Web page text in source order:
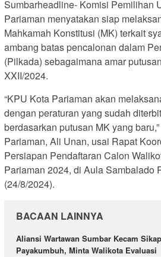
Sumbarheadline- Komisi Pemilihan
Pariaman menyatakan siap
Mahkamah Konstitusi (MK) terkait
ambang batas pencalonan dalam
(Pilkada) sebagaimana amar
XXII/2024.
“KPU Kota Pariaman akan
dengan peraturan yang sudah
berdasarkan putusan MK yang
Pariaman, Ali Unan, usai Rapat
Persiapan Pendaftaran Calon
Pariaman 2024, di Aula Sambalado
(24/8/2024).
BACAAN LAINNYA
Aliansi Wartawan Sumbar Kecam
Payakumbuh, Minta Walikota Evaluasi